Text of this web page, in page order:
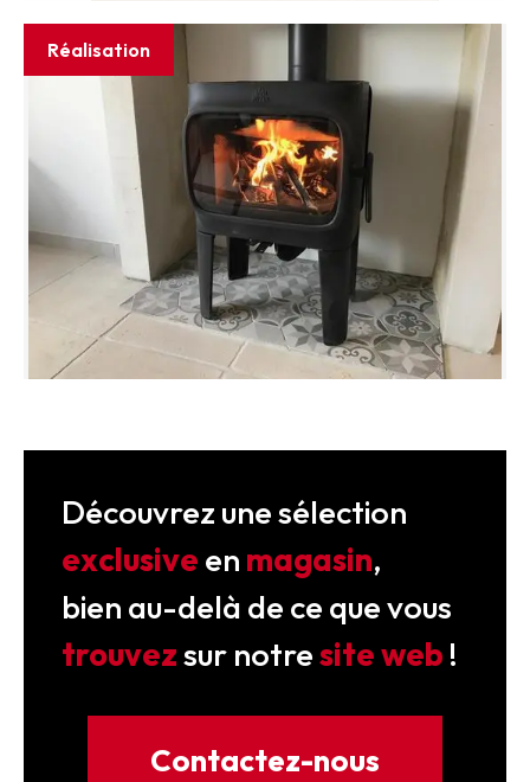
Réalisation
Découvrez une sélection
exclusive en magasin,
bien au-delà de ce que vous
trouvezsur notresite web !
Contactez-nous